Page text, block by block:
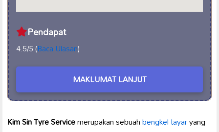
Pendapat
4.5/5 (Baca Ulasan)
MAKLUMAT LANJUT
Kim Sin Tyre Servicemerupakan sebuahbengkel tayaryang